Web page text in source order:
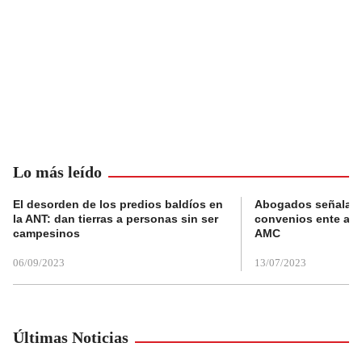
Lo más leído
El desorden de los predios baldíos en
la ANT: dan tierras a personas sin ser
campesinos
06/09/2023
Abogados
convenios ente
AMC
13/07/2023
Últimas Noticias